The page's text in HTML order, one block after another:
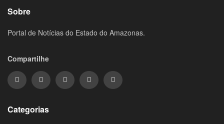
Sobre
Portal de Notícias do Estado do Amazonas.
Compartilhe
Categorias